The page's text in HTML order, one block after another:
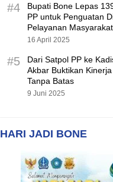
#4
Bupati Bone Lepas
PP untuk Penguatan
Pelayanan
Pemerintahan yang
16 April 2025
#5
Dari Satpol PP ke
Akbar Buktikan
Tanpa Batas
9 Juni 2025
HARI JADI BONE